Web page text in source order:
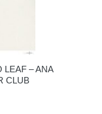
LEAF – ANA
CLUB